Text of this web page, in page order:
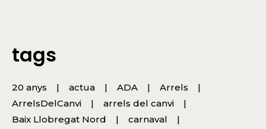
tags
20 anys actua ADA
Arrels
ArrelsDelCanvi
arrels del canvi
Baix Llobregat Nord
carnaval